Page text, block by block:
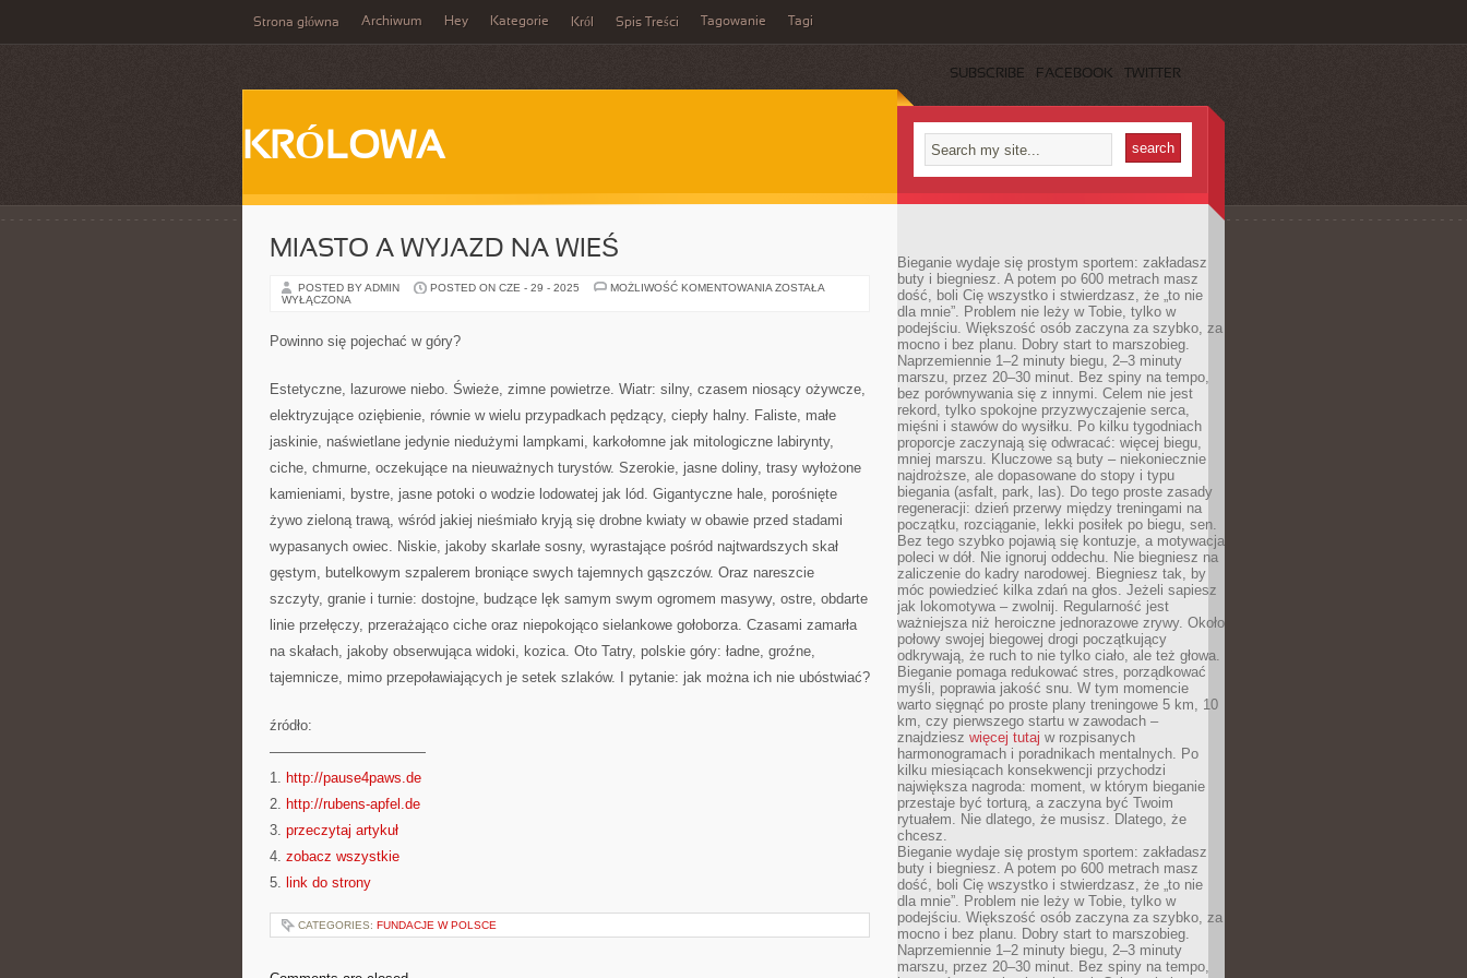
Strona główna Archiwum Hey Kategorie Król Spis Treści Tagowanie Tagi
SUBSCRIBE FACEBOOK TWITTER
KRÓLOWA
MIASTO A WYJAZD NA WIEŚ
POSTED BY ADMIN POSTED ON CZE - 29 - 2025 MOŻLIWOŚĆ KOMENTOWANIA MIASTO
ZOSTAŁA
WYŁĄCZONA
Powinno się pojechać w góry?
Estetyczne, lazurowe niebo. Świeże, zimne powietrze. Wiatr: silny, czasem niosący ożywcze,
elektryzujące oziębienie, równie w wielu przypadkach pędzący, ciepły halny. Faliste, małe
jaskinie, naświetlane jedynie niedużymi lampkami, karkołomne jak mitologiczne labirynty,
ciche, chmurne, oczekujące na nieuważnych turystów. Szerokie, jasne doliny, trasy wyłożone
kamieniami, bystre, jasne potoki o wodzie lodowatej jak lód. Gigantyczne hale, porośnięte
żywo zieloną trawą, wśród jakiej nieśmiało kryją się drobne kwiaty w obawie przed stadami
wypasanych owiec. Niskie, jakoby skarlałe sosny, wyrastające pośród najtwardszych skał
gęstym, butelkowym szpalerem broniące swych tajemnych gąszczów. Oraz nareszcie
szczyty, granie i turnie: dostojne, budzące lęk samym swym ogromem masywy, ostre, obdarte
linie przełęczy, przerażająco ciche oraz niepokojąco sielankowe gołoborza. Czasami zamarła
na skałach, jakoby obserwująca widoki, kozica. Oto Tatry, polskie góry: ładne, groźne,
tajemnicze, mimo przepoławiających je setek szlaków. I pytanie: jak można ich nie ubóstwiać?
źródło:
———————————
1. http://pause4paws.de
2. http://rubens-apfel.de
3. przeczytaj artykuł
4. zobacz wszystkie
5. link do strony
CATEGORIES: FUNDACJE W POLSCE
Bieganie wydaje się prostym sportem: zakładasz
buty i biegniesz. A potem po 600 metrach masz
dość, boli Cię wszystko i stwierdzasz, że „to nie
dla mnie”. Problem nie leży w Tobie, tylko w
podejściu. Większość osób zaczyna za szybko, za
mocno i bez planu. Dobry start to marszobieg.
Naprzemiennie 1–2 minuty biegu, 2–3 minuty
marszu, przez 20–30 minut. Bez spiny na tempo,
bez porównywania się z innymi. Celem nie jest
rekord, tylko spokojne przyzwyczajenie serca,
mięśni i stawów do wysiłku. Po kilku tygodniach
proporcje zaczynają się odwracać: więcej biegu,
mniej marszu. Kluczowe są buty – niekoniecznie
najdroższe, ale dopasowane do stopy i typu
biegania (asfalt, park, las). Do tego proste zasady
regeneracji: dzień przerwy między treningami na
początku, rozciąganie, lekki posiłek po biegu, sen.
Bez tego szybko pojawią się kontuzje, a motywacja
poleci w dół. Nie ignoruj oddechu. Nie biegniesz na
zaliczenie do kadry narodowej. Biegniesz tak, by
móc powiedzieć kilka zdań na głos. Jeżeli sapiesz
jak lokomotywa – zwolnij. Regularność jest
ważniejsza niż heroiczne jednorazowe zrywy. Około
połowy swojej biegowej drogi początkujący
odkrywają, że ruch to nie tylko ciało, ale też głowa.
Bieganie pomaga redukować stres, porządkować
myśli, poprawia jakość snu. W tym momencie
warto sięgnąć po proste plany treningowe 5 km, 10
km, czy pierwszego startu w zawodach –
znajdziesz więcej tutaj w rozpisanych
harmonogramach i poradnikach mentalnych. Po
kilku miesiącach konsekwencji przychodzi
największa nagroda: moment, w którym bieganie
przestaje być torturą, a zaczyna być Twoim
rytuałem. Nie dlatego, że musisz. Dlatego, że
chcesz.
Bieganie wydaje się prostym sportem: zakładasz
buty i biegniesz. A potem po 600 metrach masz
dość, boli Cię wszystko i stwierdzasz, że „to nie
dla mnie”. Problem nie leży w Tobie, tylko w
podejściu. Większość osób zaczyna za szybko, za
mocno i bez planu. Dobry start to marszobieg.
Naprzemiennie 1–2 minuty biegu, 2–3 minuty
marszu, przez 20–30 minut. Bez spiny na tempo,